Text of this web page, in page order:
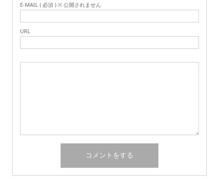
E-MAIL ( 必須 ) ※ 公開されません
URL